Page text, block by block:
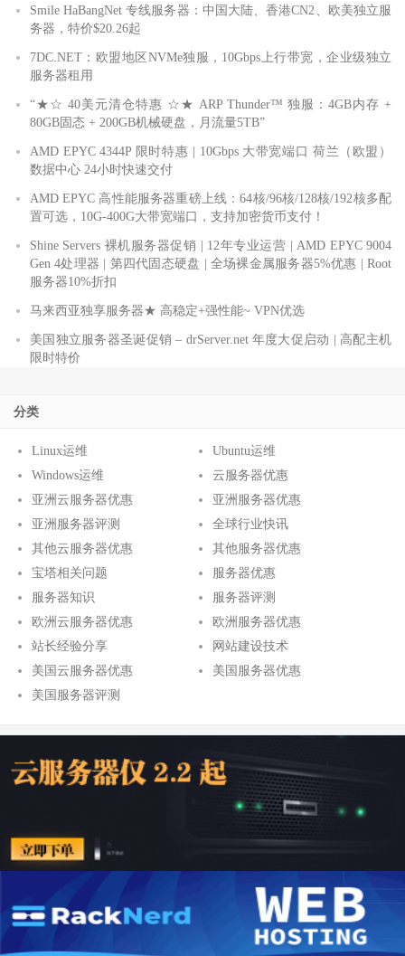
Smile HaBangNet 专线服务器：中国大陆、香港CN2、欧美独立服
务器，特价$20.26起
7DC.NET：欧盟地区NVMe独服，10Gbps上行带宽，企业级独立
服务器租用
“★☆ 40美元清仓特惠 ☆★ ARP Thunder™ 独服：4GB内存 +
80GB固态 + 200GB机械硬盘，月流量5TB”
AMD EPYC 4344P 限时特惠 | 10Gbps 大带宽端口 荷兰（欧盟）
数据中心 24小时快速交付
AMD EPYC 高性能服务器重磅上线：64核/96核/128核/192核多配
置可选，10G-400G大带宽端口，支持加密货币支付！
Shine Servers 裸机服务器促销 | 12年专业运营 | AMD EPYC 9004
Gen 4处理器 | 第四代固态硬盘 | 全场裸金属服务器5%优惠 | Root
服务器10%折扣
马来西亚独享服务器★ 高稳定+强性能~ VPN优选
美国独立服务器圣诞促销 – drServer.net 年度大促启动 | 高配主机
限时特价
分类
Linux运维
Ubuntu运维
Windows运维
云服务器优惠
亚洲云服务器优惠
亚洲服务器优惠
亚洲服务器评测
全球行业快讯
其他云服务器优惠
其他服务器优惠
宝塔相关问题
服务器优惠
服务器知识
服务器评测
欧洲云服务器优惠
欧洲服务器优惠
站长经验分享
网站建设技术
美国云服务器优惠
美国服务器优惠
美国服务器评测